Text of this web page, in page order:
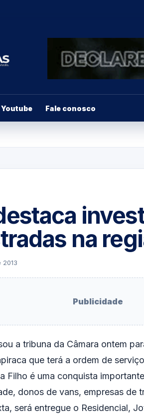
Youtube Fale conosco
na
2013
Publicidade
a tribuna da Câmara ontem
que terá a ordem de
Filho é uma conquista
donos de vans, empresas de
será entregue o Residencial,